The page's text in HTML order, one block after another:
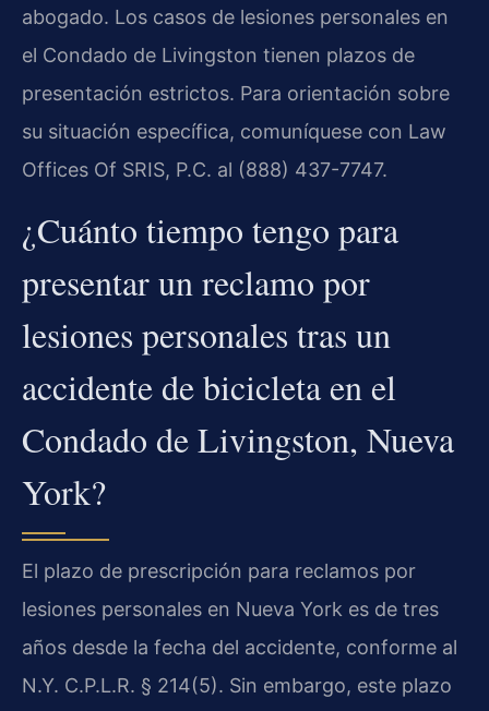
abogado. Los casos de lesiones personales en
el Condado de Livingston tienen plazos de
presentación estrictos. Para orientación sobre
su situación específica, comuníquese con Law
Offices Of SRIS, P.C. al (888) 437-7747.
¿Cuánto tiempo tengo para
presentar un reclamo por
lesiones personales tras un
accidente de bicicleta en el
Condado de Livingston, Nueva
York?
El plazo de prescripción para reclamos por
lesiones personales en Nueva York es de tres
años desde la fecha del accidente, conforme al
N.Y. C.P.L.R. § 214(5). Sin embargo, este plazo